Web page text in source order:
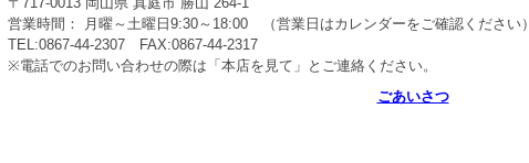
営業時間： 月曜～土曜日9:30～18:00 （営業日はカレンダーをご確認ください）
TEL:0867-44-2307 FAX:0867-44-2317
※電話でのお問い合わせの際は「本店を見て」とご連絡ください。
ごあいさつ